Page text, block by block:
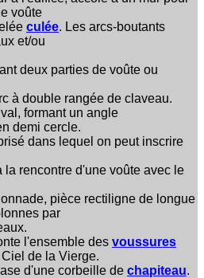
voûte
culée. Les arcs-boutants
et/ou
deux parties de voûte ou
à double rangée de claveau.
formant un angle
demi cercle.
dans lequel on peut inscrire
la rencontre d'une voûte avec le
pièce rectiligne de longue
par
l'ensemble des voussures
de la Vierge.
d'une corbeille de chapiteau.